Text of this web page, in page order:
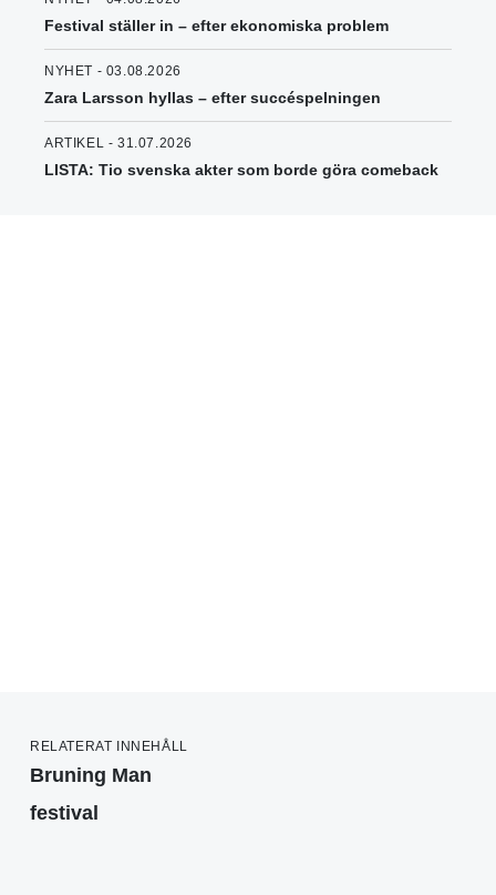
Festival ställer in – efter ekonomiska problem
NYHET - 03.08.2026
Zara Larsson hyllas – efter succéspelningen
ARTIKEL - 31.07.2026
LISTA: Tio svenska akter som borde göra comeback
RELATERAT INNEHÅLL
Bruning Man
festival